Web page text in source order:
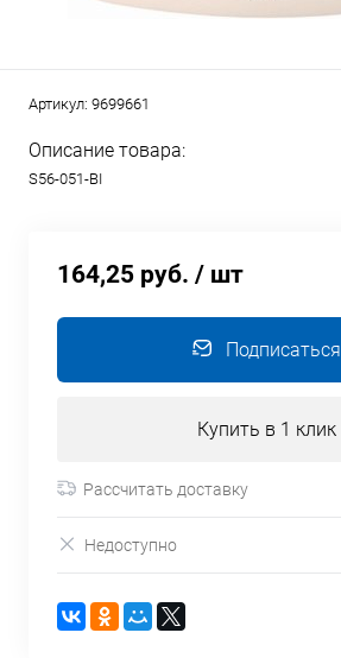
Артикул: 9699661
Описание товара:
S56-051-BI
164,25 руб. / шт
Подписаться
Купить в 1 клик
Рассчитать доставку
Недоступно